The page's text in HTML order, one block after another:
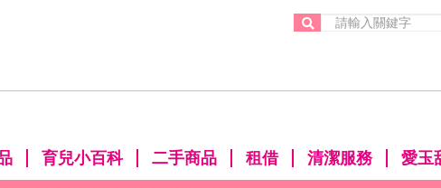
育兒小百科 二手商品 租借 清潔服務 愛玉